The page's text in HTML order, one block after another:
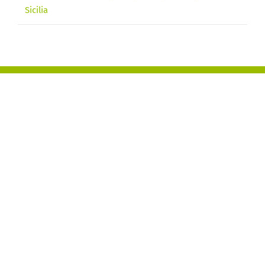
Sicilia